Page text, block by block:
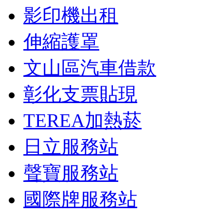
影印機出租
伸縮護罩
文山區汽車借款
彰化支票貼現
TEREA加熱菸
日立服務站
聲寶服務站
國際牌服務站